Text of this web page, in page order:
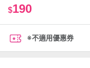
$190
※不適用優惠券